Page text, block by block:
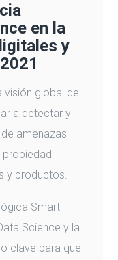
en la
y
visión global de
a detectar y
amenazas
propiedad
y productos.
Smart
Science y la
clave para que